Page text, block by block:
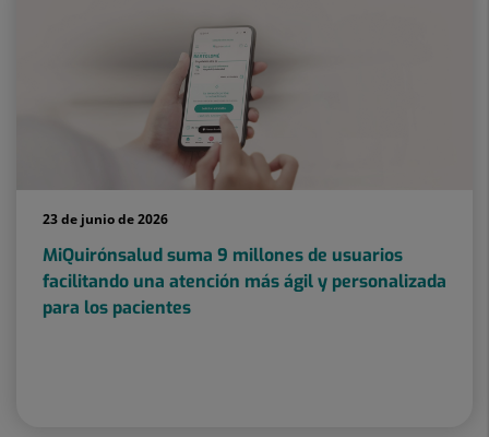
23 de junio de 2026
MiQuirónsalud suma 9 millones de usuarios
facilitando una atención más ágil y personalizada
para los pacientes